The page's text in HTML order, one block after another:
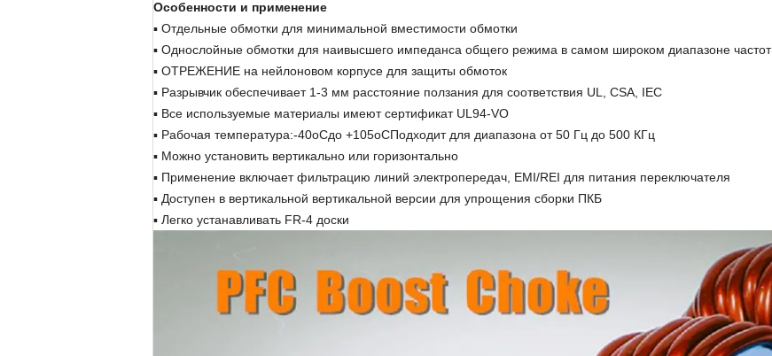
Особенности и применение
▪ Отдельные обмотки для минимальной вместимости обмотки
▪ Однослойные обмотки для наивысшего импеданса общего режима в самом широком диапазоне частот
▪ ОТРЕЖЕНИЕ на нейлоновом корпусе для защиты обмоток
▪ Разрывчик обеспечивает 1-3 мм расстояние ползания для соответствия UL, CSA, IEC
▪ Все используемые материалы имеют сертификат UL94-VO
▪ Рабочая температура:-40oCдо +105oCПодходит для диапазона от 50 Гц до 500 КГц
▪ Можно установить вертикально или горизонтально
▪ Применение включает фильтрацию линий электропередач, EMI/REI для питания переключателя
▪ Доступен в вертикальной вертикальной версии для упрощения сборки ПКБ
▪ Легко устанавливать FR-4 доски